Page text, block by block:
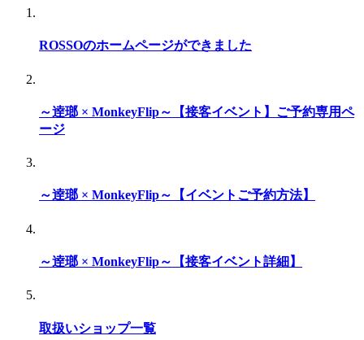
ROSSOのホームページができました
～逹瑯 × MonkeyFlip～【接客イベント】ご予約専用ペ
ージ
～逹瑯 × MonkeyFlip～【イベントご予約方法】
～逹瑯 × MonkeyFlip～【接客イベント詳細】
取扱いショップ一覧